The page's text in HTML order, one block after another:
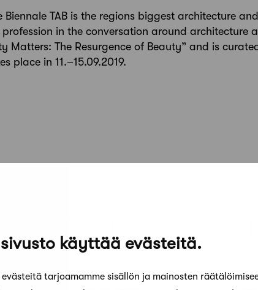
käyttää evästeitä.
evästeitä tarjoamamme sisällön ja mainosten
Biennale TAB is the regions biggest architecture
in the conversation around architecture
Matters: The Resurgence of Beauty” and is
place in 11.–15.09.2019.